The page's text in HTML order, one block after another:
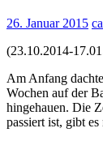
26. Januar 2015
(23.10.2014-
Am Anfang
Wochen auf der
hingehauen. Die
passiert ist, gibt